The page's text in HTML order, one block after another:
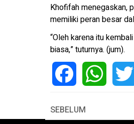
Khofifah menegaskan,
memiliki peran besar
“Oleh karena itu
biasa,” tuturnya. (jum).
SEBELUM